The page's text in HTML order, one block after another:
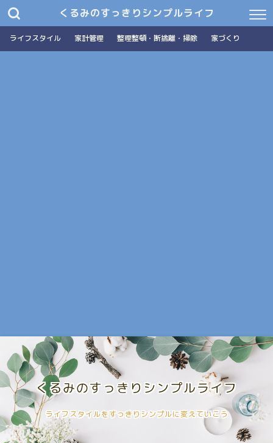
くるみのすっきりシンプルライフ
ライフスタイル 家計管理 整理整頓・断捨離・掃除 家づくり
くるみのすっきりシンプルライフ
ライフスタイルをすっきりシンプルに変えていこう